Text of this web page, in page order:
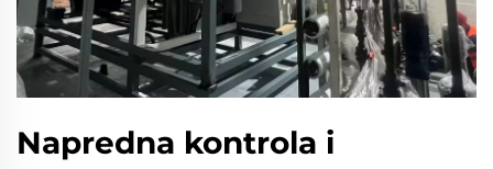
Napredna kontrola i